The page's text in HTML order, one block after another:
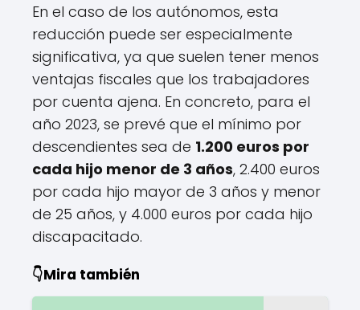
En el caso de los autónomos, esta
reducción puede ser especialmente
significativa, ya que suelen tener menos
ventajas fiscales que los trabajadores
por cuenta ajena. En concreto, para el
año 2023, se prevé que el mínimo por
descendientes sea de 1.200 euros por
cada hijo menor de 3 años, 2.400 euros
por cada hijo mayor de 3 años y menor
de 25 años, y 4.000 euros por cada hijo
discapacitado.
👇Mira también